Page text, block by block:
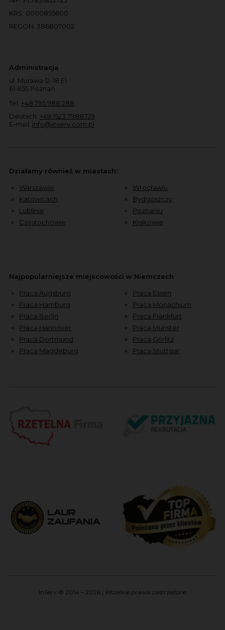
KRS: 0000855600
REGON: 386807002
Administracja
ul. Murawa 12-18 E1
61-655 Poznań
Tel: +48 795 988 288
Deutsch: +49 1523 7988729
E-mail: info@inserv.com.pl
Działamy również w miastach:
Warszawie
Katowicach
Lublinie
Częstochowie
Wrocławiu
Bydgoszczy
Poznaniu
Krakowie
Najpopularniejsze miejscowości w Niemczech
Praca Augsburg
Praca Hamburg
Praca Berlin
Praca Hannover
Praca Dortmund
Praca Magdeburg
Praca Essen
Praca Monachium
Praca Frankfurt
Praca Munster
Praca Görlitz
Praca Stuttgar
InServ © 2014 – 2026 | Wszelkie prawa zastrzeżone